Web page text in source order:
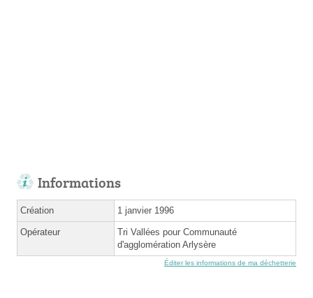
Informations
Création 1 janvier 1996
Opérateur
Tri Vallées pour Communauté
d'agglomération Arlysère
Éditer les informations de ma déchetterie